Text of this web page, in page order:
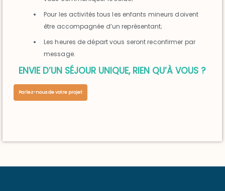
Pour les activités tous les enfants mineurs doivent
être accompagnée d’un représentant;
Les heures de départ vous seront reconfirmer par
message.
ENVIE D’UN SÉJOUR UNIQUE, RIEN QU’À VOUS ?
Parlez-nous de votre projet